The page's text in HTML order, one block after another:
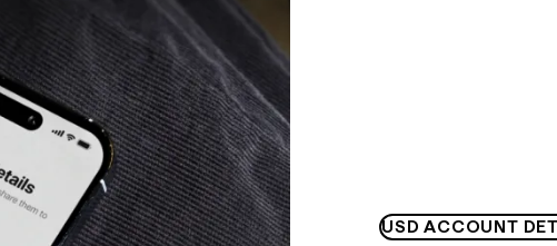
USD ACCOUNT